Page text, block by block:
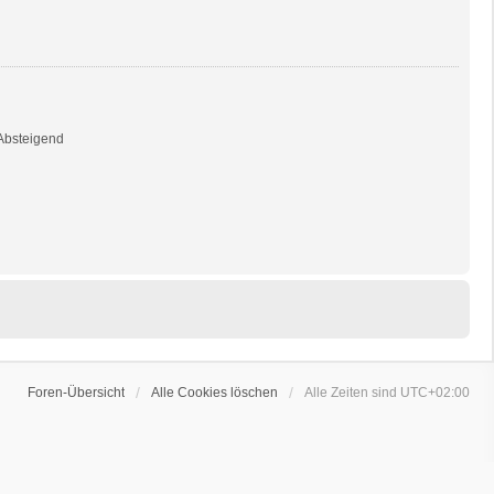
Foren-Übersicht Alle Cookies löschen Alle Zeiten sind UTC+02:00